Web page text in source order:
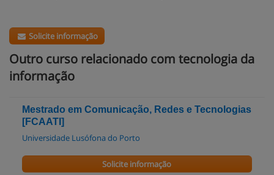
Solicite informação
Outro curso relacionado com tecnologia da
informação
Mestrado em Comunicação, Redes e Tecnologias
[FCAATI]
Universidade Lusófona do Porto
Solicite informação